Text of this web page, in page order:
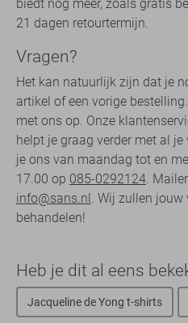
biedt nog meer, zoals gratis
21 dagen retourtermijn.
Vragen?
Het kan natuurlijk zijn dat je
artikel of een vorige
met ons op. Onze
helpt je graag verder met al
je ons van maandag tot en
17.00 op 085-0292124.
info@sans.nl. Wij zullen
behandelen!
Heb je dit al eens
Jacqueline de Yong t-shirts